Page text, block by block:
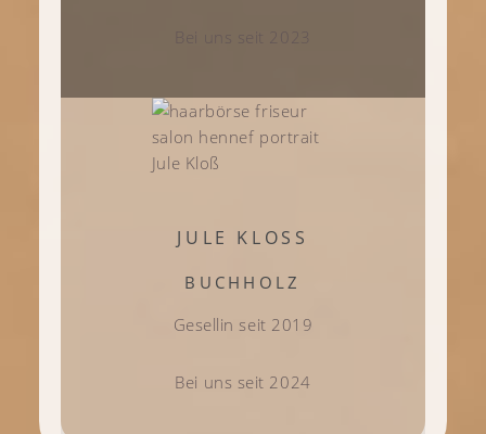
Bei uns seit 2023
JULE KLOSS
BUCHHOLZ
Gesellin seit 2019
Bei uns seit 2024